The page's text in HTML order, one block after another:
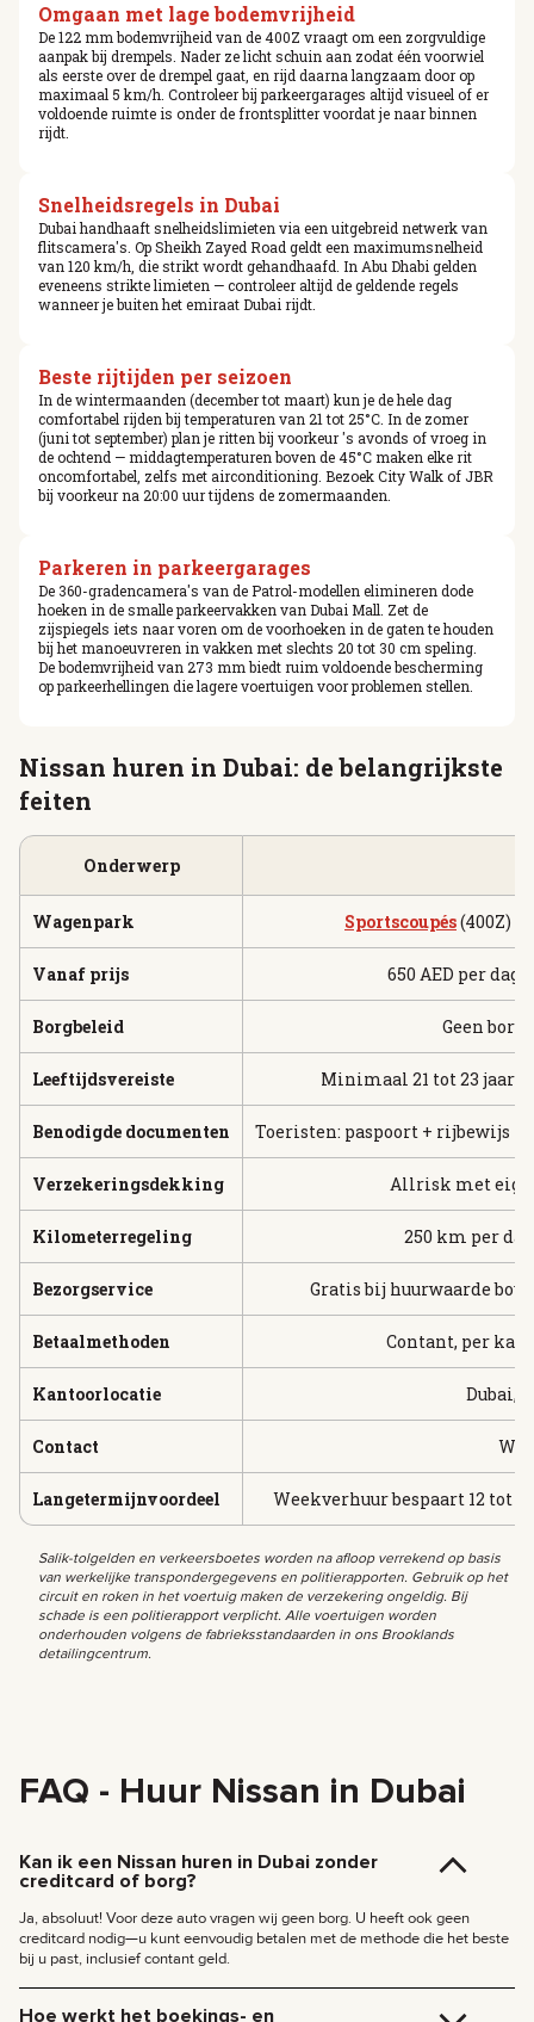
Omgaan met lage bodemvrijheid
De 122 mm bodemvrijheid van de 400Z vraagt om een zorgvuldige
aanpak bij drempels. Nader ze licht schuin aan zodat één voorwiel
als eerste over de drempel gaat, en rijd daarna langzaam door op
maximaal 5 km/h. Controleer bij parkeergarages altijd visueel of er
voldoende ruimte is onder de frontsplitter voordat je naar binnen
rijdt.
Snelheidsregels in Dubai
Dubai handhaaft snelheidslimieten via een uitgebreid netwerk van
flitscamera's. Op Sheikh Zayed Road geldt een maximumsnelheid
van 120 km/h, die strikt wordt gehandhaafd. In Abu Dhabi gelden
eveneens strikte limieten — controleer altijd de geldende regels
wanneer je buiten het emiraat Dubai rijdt.
Beste rijtijden per seizoen
In de wintermaanden (december tot maart) kun je de hele dag
comfortabel rijden bij temperaturen van 21 tot 25°C. In de zomer
(juni tot september) plan je ritten bij voorkeur 's avonds of vroeg in
de ochtend — middagtemperaturen boven de 45°C maken elke rit
oncomfortabel, zelfs met airconditioning. Bezoek City Walk of JBR
bij voorkeur na 20:00 uur tijdens de zomermaanden.
Parkeren in parkeergarages
De 360-gradencamera's van de Patrol-modellen elimineren dode
hoeken in de smalle parkeervakken van Dubai Mall. Zet de
zijspiegels iets naar voren om de voorhoeken in de gaten te houden
bij het manoeuvreren in vakken met slechts 20 tot 30 cm speling.
De bodemvrijheid van 273 mm biedt ruim voldoende bescherming
op parkeerhellingen die lagere voertuigen voor problemen stellen.
Nissan huren in Dubai: de belangrijkste
feiten
Onderwerp
Wagenpark Sportscoupés(400Z)
Vanaf prijs 650 AED per dag
Borgbeleid Geen
Leeftijdsvereiste Minimaal 21 tot 23 jaar
Benodigde documenten Toeristen: paspoort + rijbewijs
Verzekeringsdekking Allrisk met
Kilometerregeling 250 km per
Bezorgservice Gratis bij huurwaarde
Betaalmethoden Contant, per
Kantoorlocatie Dubai,
Contact
Langetermijnvoordeel Weekverhuur bespaart 12 tot
Salik-tolgelden en verkeersboetes worden na afloop verrekend op basis
van werkelijke transpondergegevens en politierapporten. Gebruik op het
circuit en roken in het voertuig maken de verzekering ongeldig. Bij
schade is een politierapport verplicht. Alle voertuigen worden
onderhouden volgens de fabrieksstandaarden in ons Brooklands
detailingcentrum.
FAQ - Huur Nissan in Dubai
Kan ik een Nissan huren in Dubai zonder
creditcard of borg?
Ja, absoluut! Voor deze auto vragen wij geen borg. U heeft ook geen
creditcard nodig—u kunt eenvoudig betalen met de methode die het beste
bij u past, inclusief contant geld.
Hoe werkt het boekings- en